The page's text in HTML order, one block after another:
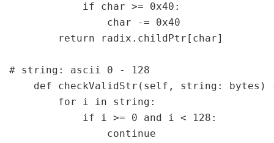
            if char >= 0x40:
                char -= 0x40
        return radix.childPtr[char]
# string: ascii 0 - 128
def checkValidStr(self, string: bytes)
        for i in string:
            if i >= 0 and i < 128:
                continue